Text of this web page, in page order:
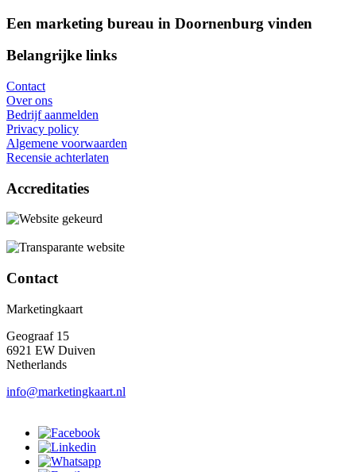
Een marketing bureau in Doornenburg vinden
Belangrijke links
Contact
Over ons
Bedrijf aanmelden
Privacy policy
Algemene voorwaarden
Recensie achterlaten
Accreditaties
Contact
Marketingkaart
Geograaf 15
6921 EW Duiven
Netherlands
info@marketingkaart.nl